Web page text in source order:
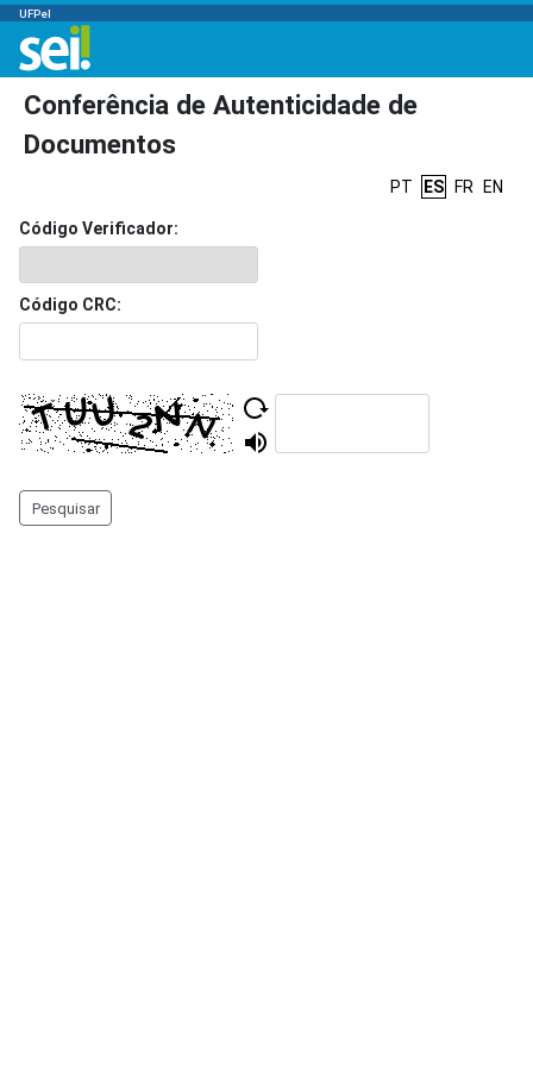
UFPel
Conferência de Autenticidade de
Documentos
PT ES FR EN
Código Verificador:
Código CRC:
Pesquisar